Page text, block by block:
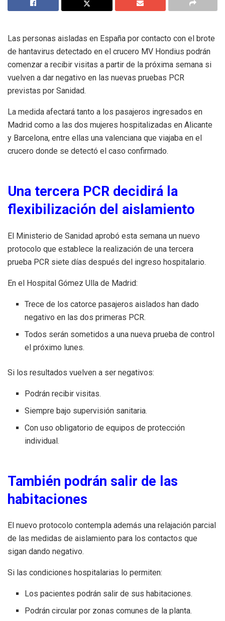
Las personas aisladas en España por contacto con el brote
de hantavirus detectado en el crucero MV Hondius podrán
comenzar a recibir visitas a partir de la próxima semana si
vuelven a dar negativo en las nuevas pruebas PCR
previstas por Sanidad.
La medida afectará tanto a los pasajeros ingresados en
Madrid como a las dos mujeres hospitalizadas en Alicante
y Barcelona, entre ellas una valenciana que viajaba en el
crucero donde se detectó el caso confirmado.
Una tercera PCR decidirá la
flexibilización del aislamiento
El Ministerio de Sanidad aprobó esta semana un nuevo
protocolo que establece la realización de una tercera
prueba PCR siete días después del ingreso hospitalario.
En el Hospital Gómez Ulla de Madrid:
Trece de los catorce pasajeros aislados han dado
negativo en las dos primeras PCR.
Todos serán sometidos a una nueva prueba de control
el próximo lunes.
Si los resultados vuelven a ser negativos:
Podrán recibir visitas.
Siempre bajo supervisión sanitaria.
Con uso obligatorio de equipos de protección
individual.
También podrán salir de las
habitaciones
El nuevo protocolo contempla además una relajación parcial
de las medidas de aislamiento para los contactos que
sigan dando negativo.
Si las condiciones hospitalarias lo permiten:
Los pacientes podrán salir de sus habitaciones.
Podrán circular por zonas comunes de la planta.